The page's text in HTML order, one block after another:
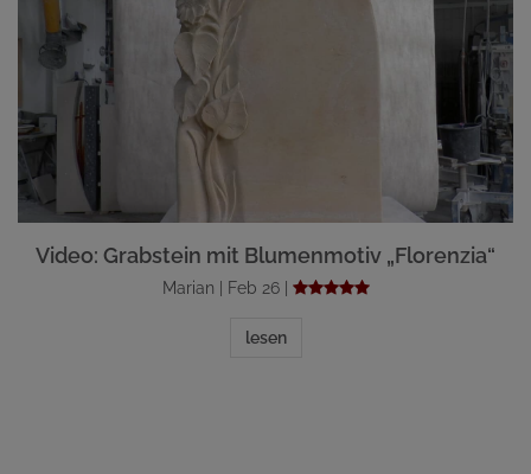
Video: Grabstein mit Blumenmotiv „Florenzia“
Marian | Feb 26 |
lesen